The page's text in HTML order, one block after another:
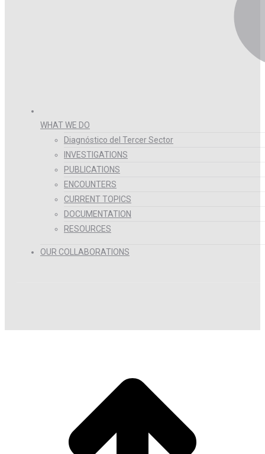
WHAT WE DO
Diagnóstico del Tercer Sector
INVESTIGATIONS
PUBLICATIONS
ENCOUNTERS
CURRENT TOPICS
DOCUMENTATION
RESOURCES
OUR COLLABORATIONS